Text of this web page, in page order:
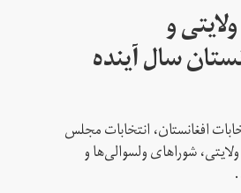
و
سال آینده
افغانستان، انتخابات مجلس
شوراهای ولسوالی‌ها و